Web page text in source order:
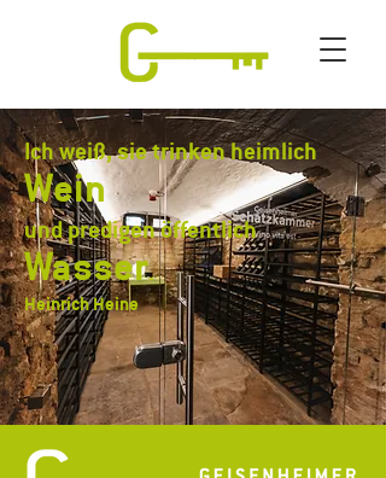
Ich weiß, sie trinken heimlich
Wein
und predigen öffentlich
Wasser.
Heinrich Heine